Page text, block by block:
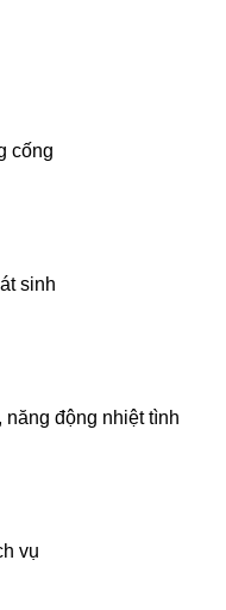
cống
sinh
năng động nhiệt tình
vụ